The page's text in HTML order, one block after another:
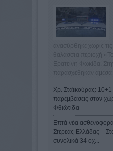
ανασύρθηκε χωρίς
θαλάσσια περιοχή
Ερατεινή Φωκίδα.
παρασχέθηκαν άμεσα
Χρ. Σταϊκούρας: 10+1
παρεμβάσεις στον
Φθιώτιδα
Επτά νέα
Στερεάς Ελλάδας –
συνολικά 34 οχ...